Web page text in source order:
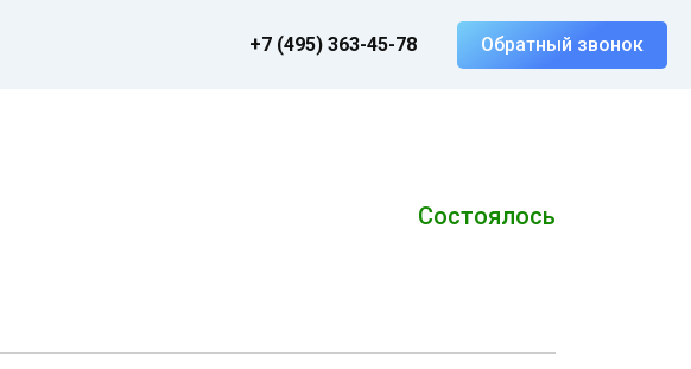
+7 (495) 363-45-78 Обратный звонок
Состоялось